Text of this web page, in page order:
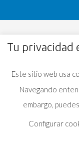
Tu privacidad
Este sitio web usa
Navegando
embargo,
Configurar